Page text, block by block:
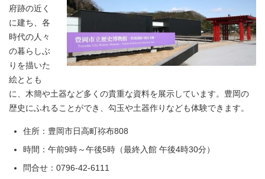
府跡の近く
に建ち、各
時代の人々
の暮らしぶ
りを描いた
絵ととも
に、木簡や土器など多くの貴重な資料を展示しています。豊岡の
歴史にふれることができ、勾玉や土器作りなども体験できます。
住所：豊岡市日高町祢布808
時間：午前9時～午後5時（最終入館 午後4時30分）
問合せ：0796-42-6111